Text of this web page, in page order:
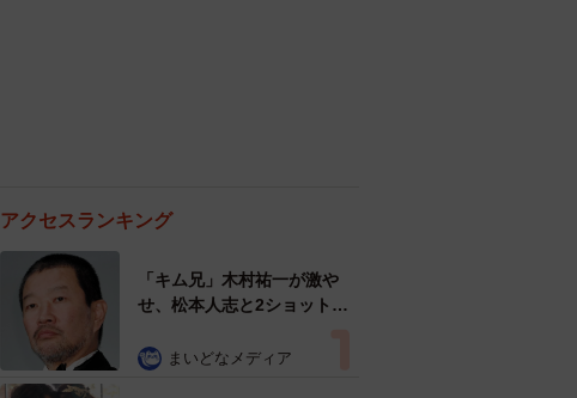
アクセスランキング
「キム兄」木村祐一が激や
せ、松本人志と2ショット
「テキヤの兄さん」
まいどなメディア